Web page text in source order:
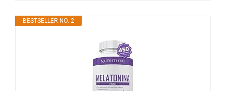
BESTSELLER NO. 2